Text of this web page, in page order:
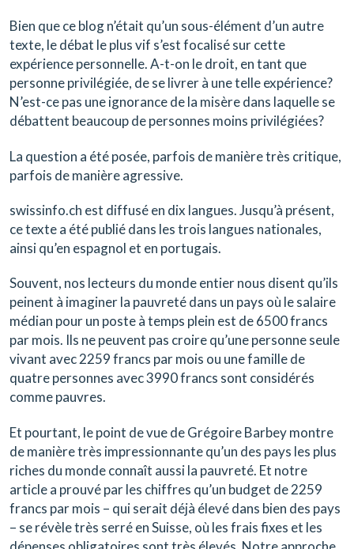
Bien que ce blog n’était qu’un sous-élément d’un autre
texte, le débat le plus vif s’est focalisé sur cette
expérience personnelle. A-t-on le droit, en tant que
personne privilégiée, de se livrer à une telle expérience?
N’est-ce pas une ignorance de la misère dans laquelle se
débattent beaucoup de personnes moins privilégiées?
La question a été posée, parfois de manière très critique,
parfois de manière agressive.
swissinfo.ch est diffusé en dix langues. Jusqu’à présent,
ce texte a été publié dans les trois langues nationales,
ainsi qu’en espagnol et en portugais.
Souvent, nos lecteurs du monde entier nous disent qu’ils
peinent à imaginer la pauvreté dans un pays où le salaire
médian pour un poste à temps plein est de 6500 francs
par mois. Ils ne peuvent pas croire qu’une personne seule
vivant avec 2259 francs par mois ou une famille de
quatre personnes avec 3990 francs sont considérés
comme pauvres.
Et pourtant, le point de vue de Grégoire Barbey montre
de manière très impressionnante qu’un des pays les plus
riches du monde connaît aussi la pauvreté. Et notre
article a prouvé par les chiffres qu’un budget de 2259
francs par mois – qui serait déjà élevé dans bien des pays
– se révèle très serré en Suisse, où les frais fixes et les